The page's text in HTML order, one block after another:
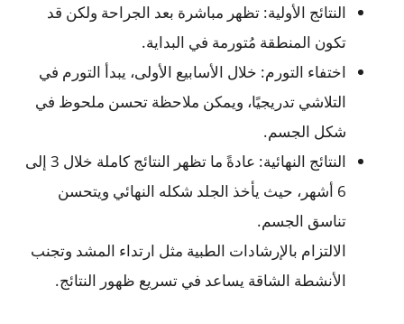
النتائج الأولية: تظهر مباشرة بعد الجراحة ولكن قد
تكون المنطقة مُتورمة في البداية.
اختفاء التورم: خلال الأسابيع الأولى، يبدأ التورم في
التلاشي تدريجيًا، ويمكن ملاحظة تحسن ملحوظ في
شكل الجسم.
النتائج النهائية: عادةً ما تظهر النتائج كاملة خلال 3 إلى
6 أشهر، حيث يأخذ الجلد شكله النهائي ويتحسن
تناسق الجسم.
الالتزام بالإرشادات الطبية مثل ارتداء المشد وتجنب
الأنشطة الشاقة يساعد في تسريع ظهور النتائج.